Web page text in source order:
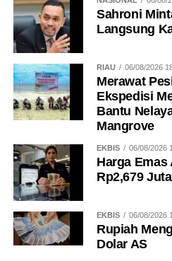
DON'T MISS
Gus Khozin: Pengalihan
Ganggu Persiapan Pemilu
Sahroni
Langsung
RIAU 06/08/2026
Merawat
Ekspedisi
Bantu
Mangrove
EKBIS 06/08/2026
Harga Emas
Rp2,679
EKBIS 06/08/2026
Rupiah
Dolar AS